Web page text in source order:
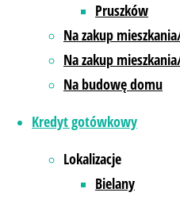
Pruszków
Na zakup
Na zakup
Na budowę domu
Kredyt gotówkowy
Lokalizacje
Bielany